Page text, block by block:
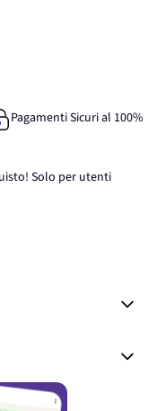
Pagamenti Sicuri al 100%
Solo per utenti